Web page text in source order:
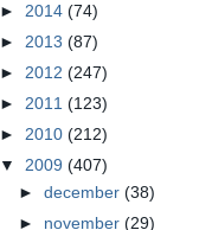
► 2014 (74)
► 2013 (87)
► 2012 (247)
► 2011 (123)
► 2010 (212)
▼ 2009 (407)
►december(38)
► november(29)